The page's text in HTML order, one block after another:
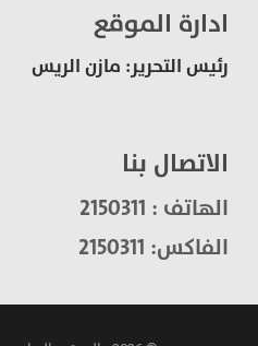
ادارة الموقع
رئيس التحرير: مازن الريس
الاتصال بنا
الهاتف : 2150311
الفاكس: 2150311